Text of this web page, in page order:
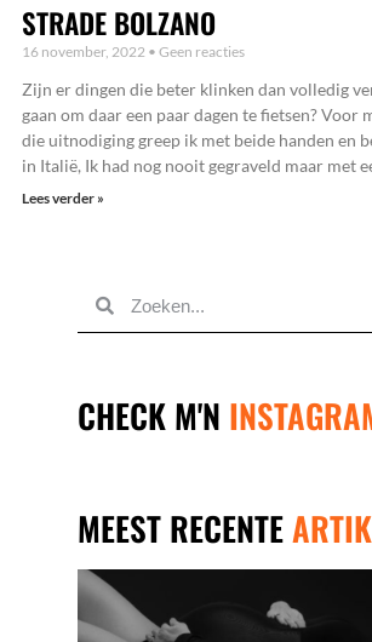
STRADE BOLZANO
16 november, 2022 Geen reacties
Zijn er dingen die beter klinken dan volledig
gaan om daar een paar dagen te fietsen? Voor
die uitnodiging greep ik met beide handen en
in Italië, Ik had nog nooit gegraveld maar met
Lees verder »
CHECK M'N
BERICHTJE
SAMEN
DOEN?
MEEST RECENTE